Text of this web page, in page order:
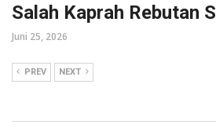
Salah Kaprah Rebutan
Juni 25, 2026
PREV NEXT